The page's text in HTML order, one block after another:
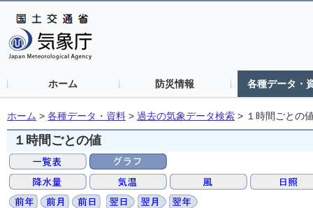
ホーム 防災情報 各種データ・
ホーム > 各種データ・資料 > 過去の気象データ検索 > １時間ごとの
１時間ごとの値